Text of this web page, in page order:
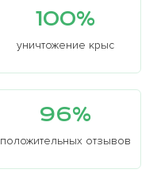
100%
уничтожение крыс
96%
положительных отзывов